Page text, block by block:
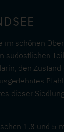
im schönen
südöstlichen
den
dieser
1.8 und 5